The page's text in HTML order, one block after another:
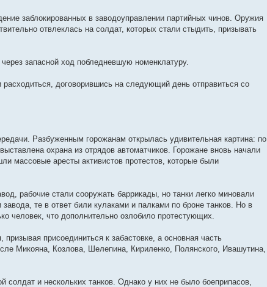
заблокированных в заводоуправлении партийных чинов. Оружия
отвлеклась на солдат, которых стали стыдить, призывать
запасной ход побледневшую номенклатуру.
договорившись на следующий день отправиться со
Разбуженным горожанам открылась удивительная картина: по
охрана из отрядов автоматчиков. Горожане вновь начали
массовые аресты активистов протестов, которые были
рабочие стали сооружать баррикады, но танки легко миновали
те в ответ били кулаками и палками по броне танков. Но в
человек, что дополнительно озлобило протестующих.
присоединиться к забастовке, а основная часть
Микояна, Козлова, Шелепина, Кириленко, Полянского, Ивашутина,
и нескольких танков. Однако у них не было боеприпасов,